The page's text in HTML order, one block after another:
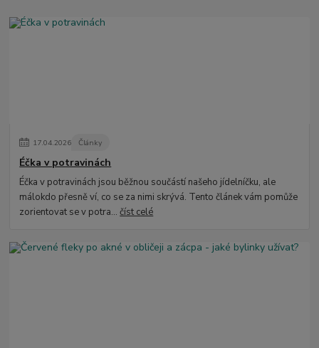
17.04.2026 Články
Éčka v potravinách
Éčka v potravinách jsou běžnou součástí našeho jídelníčku, ale
málokdo přesně ví, co se za nimi skrývá. Tento článek vám pomůže
zorientovat se v potra...číst celé